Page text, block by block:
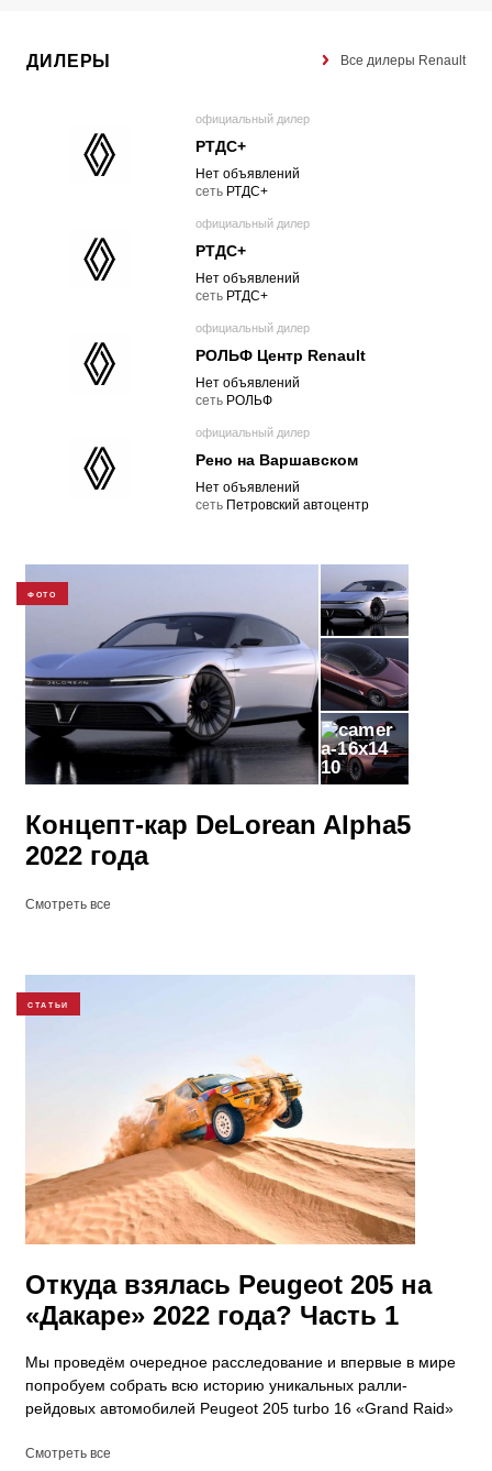
ДИЛЕРЫ Все дилеры Renault
официальный дилер
РТДС+
Нет объявлений
cеть РТДС+
официальный дилер
РТДС+
Нет объявлений
cеть РТДС+
официальный дилер
РОЛЬФ Центр Renault
Нет объявлений
cеть РОЛЬФ
официальный дилер
Рено на Варшавском
Нет объявлений
cеть Петровский автоцентр
ФОТО
10
Концепт-кар DeLorean Alpha5
2022 года
Смотреть все
СТАТЬИ
​Откуда взялась Peugeot 205 на
«Дакаре» 2022 года? Часть 1
Мы проведём очередное расследование и впервые в мире
попробуем собрать всю историю уникальных ралли-
рейдовых автомобилей Peugeot 205 turbo 16 «Grand Raid»
Смотреть все